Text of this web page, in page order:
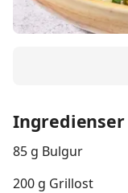
Ingredienser
85 g Bulgur
200 g Grillost